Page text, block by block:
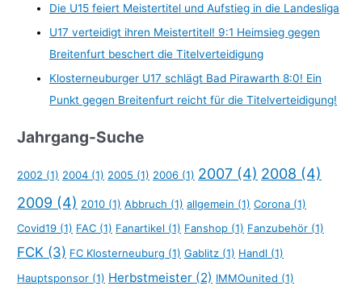
Die U15 feiert Meistertitel und Aufstieg in die Landesliga
U17 verteidigt ihren Meistertitel! 9:1 Heimsieg gegen
Breitenfurt beschert die Titelverteidigung
Klosterneuburger U17 schlägt Bad Pirawarth 8:0! Ein
Punkt gegen Breitenfurt reicht für die Titelverteidigung!
Jahrgang-Suche
2002 (1) 2004 (1) 2005 (1) 2006 (1) 2007 (4) 2008 (4)
2009 (4) 2010 (1) Abbruch (1) allgemein (1) Corona (1)
Covid19 (1) FAC (1) Fanartikel (1) Fanshop (1) Fanzubehör (1)
FCK (3) FC Klosterneuburg (1) Gablitz (1) Handl (1)
Hauptsponsor (1) Herbstmeister (2) IMMOunited (1)